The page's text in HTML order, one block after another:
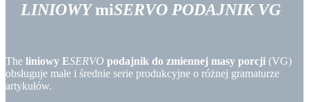
LINIOWYmiSERVO PODAJNIK VG
The liniowy ESERVO podajnik do zmiennej masy porcji (VG)
obsługuje małe i średnie serie produkcyjne o różnej gramaturze
artykułów.